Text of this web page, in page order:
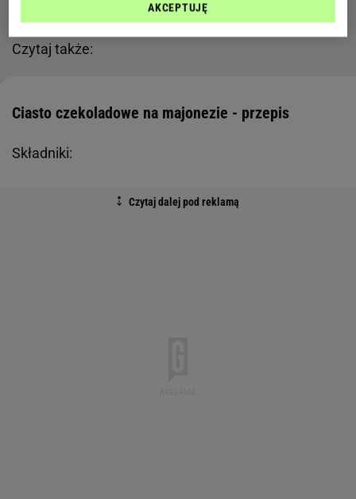
Czytaj także:
Ciasto czekoladowe na majonezie - przepis
Składniki:
AKCEPTUJĘ